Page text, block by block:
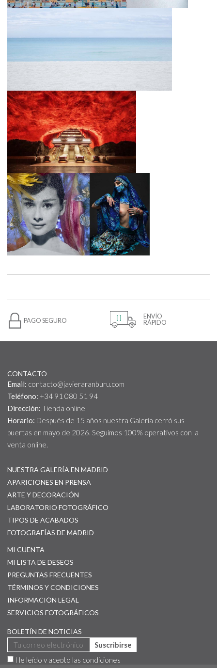
PAGO SEGURO
ENVÍO
RÁPIDO
CONTACTO
Email: contacto@javieraranburu.com
Teléfono: +34 91 080 51 94
Dirección: Tienda online
Horario: Después de 15 años nuestra Galería cerró sus
puertas en mayo de 2026. Seguimos 100% operativos con la
venta online.
NUESTRA GALERÍA EN MADRID
APARICIONES EN PRENSA
ARTE Y DECORACIÓN
LABORATORIO FOTOGRÁFICO
TIPOS DE ACABADOS
FOTOGRAFÍAS DE MADRID
MI CUENTA
MI LISTA DE DESEOS
PREGUNTAS FRECUENTES
TÉRMINOS Y CONDICIONES
INFORMACIÓN LEGAL
SERVICIOS FOTOGRÁFICOS
BOLETÍN DE NOTICIAS
Suscribirse
He leído y acepto las condiciones